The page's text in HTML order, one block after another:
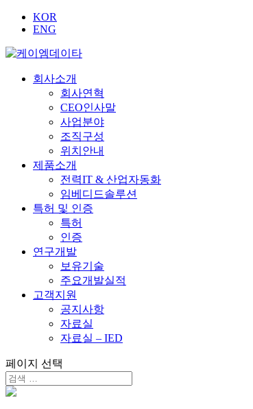
KOR
ENG
회사소개
회사연혁
CEO인사말
사업분야
조직구성
위치안내
제품소개
전력IT & 산업자동화
임베디드솔루션
특허 및 인증
특허
인증
연구개발
보유기술
주요개발실적
고객지원
공지사항
자료실
자료실 – IED
페이지 선택